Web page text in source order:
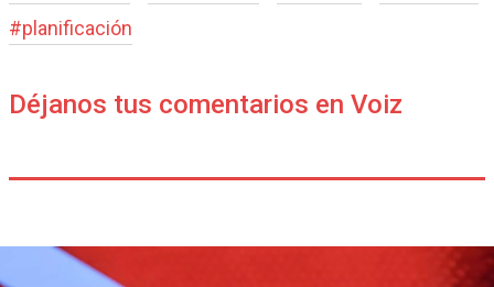
#planificación
Déjanos tus comentarios en Voiz